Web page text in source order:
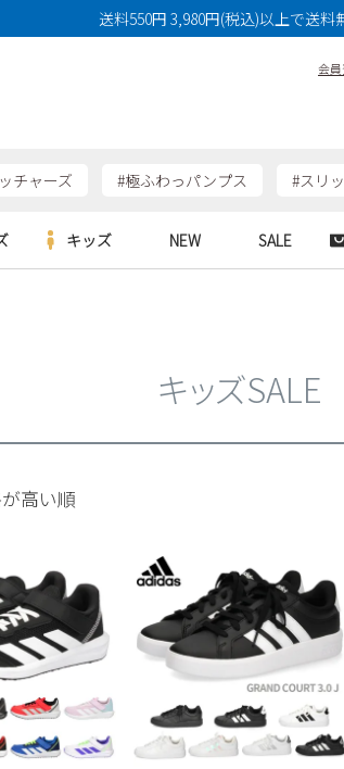
送料550円 3,980円(税込)以上で送料
会
チャーズ #極ふわっパンプス #スリ
moz
new balance
ウェア
GAP
EDWIN
キッズ NEW SALE
キッズSALE
高い順